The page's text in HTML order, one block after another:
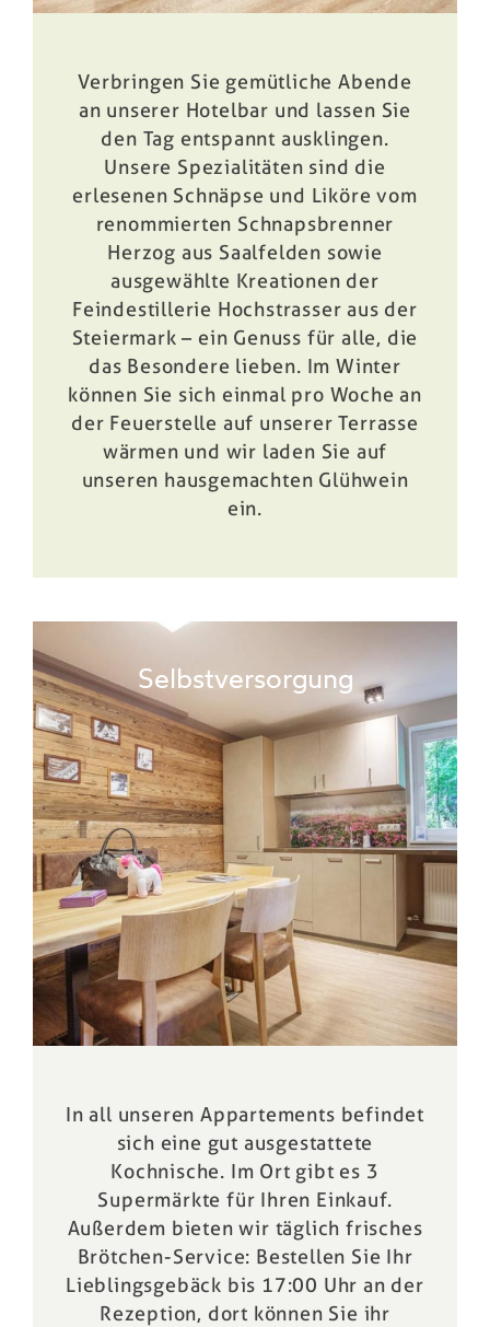
Verbringen Sie gemütliche Abende
an unserer Hotelbar und lassen Sie
den Tag entspannt ausklingen.
Unsere Spezialitäten sind die
erlesenen Schnäpse und Liköre vom
renommierten Schnapsbrenner
Herzog aus Saalfelden sowie
ausgewählte Kreationen der
Feindestillerie Hochstrasser aus der
Steiermark – ein Genuss für alle, die
das Besondere lieben. Im Winter
können Sie sich einmal pro Woche an
der Feuerstelle auf unserer Terrasse
wärmen und wir laden Sie auf
unseren hausgemachten Glühwein
ein.
Selbstversorgung
In all unserenAppartements befindet
sich eine gut ausgestattete
Kochnische. Im Ort gibt es 3
Supermärkte für Ihren Einkauf.
Außerdem bieten wir täglich frisches
Brötchen-Service: Bestellen Sie Ihr
Lieblingsgebäck bis 17:00 Uhr an der
Rezeption, dort können Sie ihr